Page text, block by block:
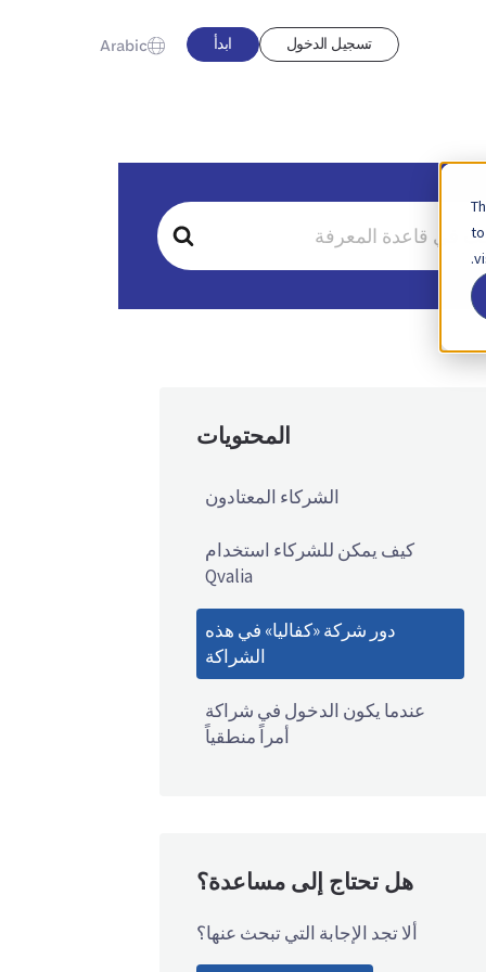
تسجيل الدخول ابدأ Arabic
المحتويات
الشركاء المعتادون
كيف يمكن للشركاء استخدام
Qvalia
دور شركة «كفاليا» في هذه
الشراكة
عندما يكون الدخول في شراكة
أمراً منطقياً
هل تحتاج إلى مساعدة؟
ألا تجد الإجابة التي تبحث عنها؟